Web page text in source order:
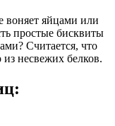
яйцами или
простые бисквиты
Считается, что
из несвежих белков.